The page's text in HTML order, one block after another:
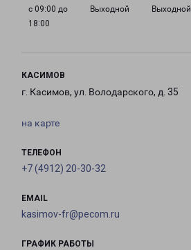
с 09:00 до
18:00
Выходной Выходной
КАСИМОВ
г. Касимов, ул. Володарского, д. 35
на карте
ТЕЛЕФОН
+7 (4912) 20-30-32
EMAIL
kasimov-fr@pecom.ru
ГРАФИК РАБОТЫ